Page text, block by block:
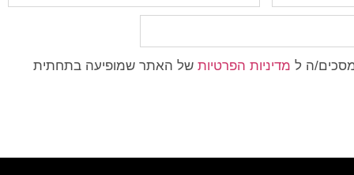
ה ל מדיניות הפרטיות של האתר שמופיעה בתחתית